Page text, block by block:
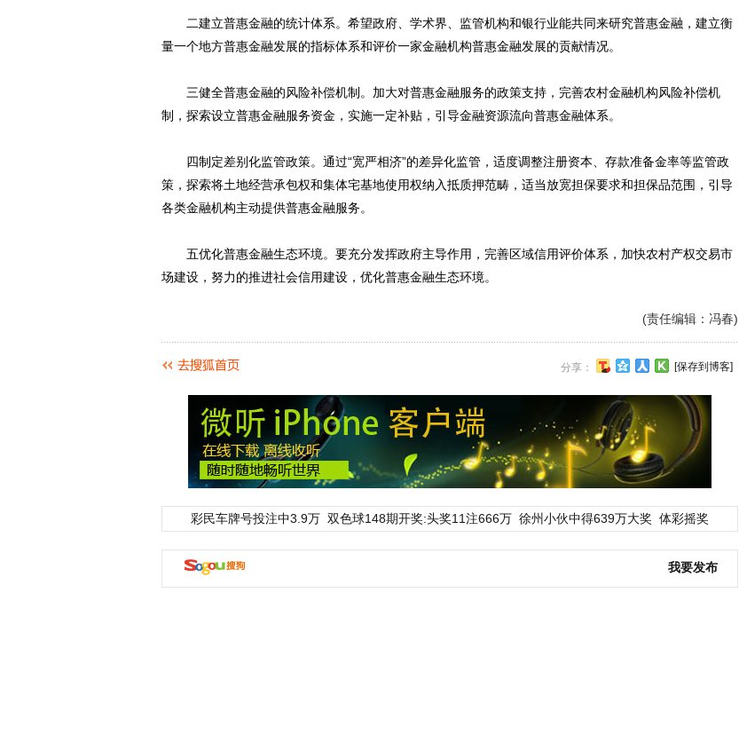
二建立普惠金融的统计体系。希望政府、学术界、监管机构和银行业能共同来研究普惠金融，建立衡
量一个地方普惠金融发展的指标体系和评价一家金融机构普惠金融发展的贡献情况。
三健全普惠金融的风险补偿机制。加大对普惠金融服务的政策支持，完善农村金融机构风险补偿机
制，探索设立普惠金融服务资金，实施一定补贴，引导金融资源流向普惠金融体系。
四制定差别化监管政策。通过“宽严相济”的差异化监管，适度调整注册资本、存款准备金率等监管政
策，探索将土地经营承包权和集体宅基地使用权纳入抵质押范畴，适当放宽担保要求和担保品范围，引导
各类金融机构主动提供普惠金融服务。
五优化普惠金融生态环境。要充分发挥政府主导作用，完善区域信用评价体系，加快农村产权交易市
场建设，努力的推进社会信用建设，优化普惠金融生态环境。
(责任编辑：冯春)
分享： [保存到博客]
彩民车牌号投注中3.9万 双色球148期开奖:头奖11注666万 徐州小伙中得639万大奖 体彩摇奖
我要发布